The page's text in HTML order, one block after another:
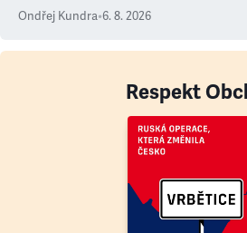
Ondřej Kundra•6. 8. 2026
Respekt